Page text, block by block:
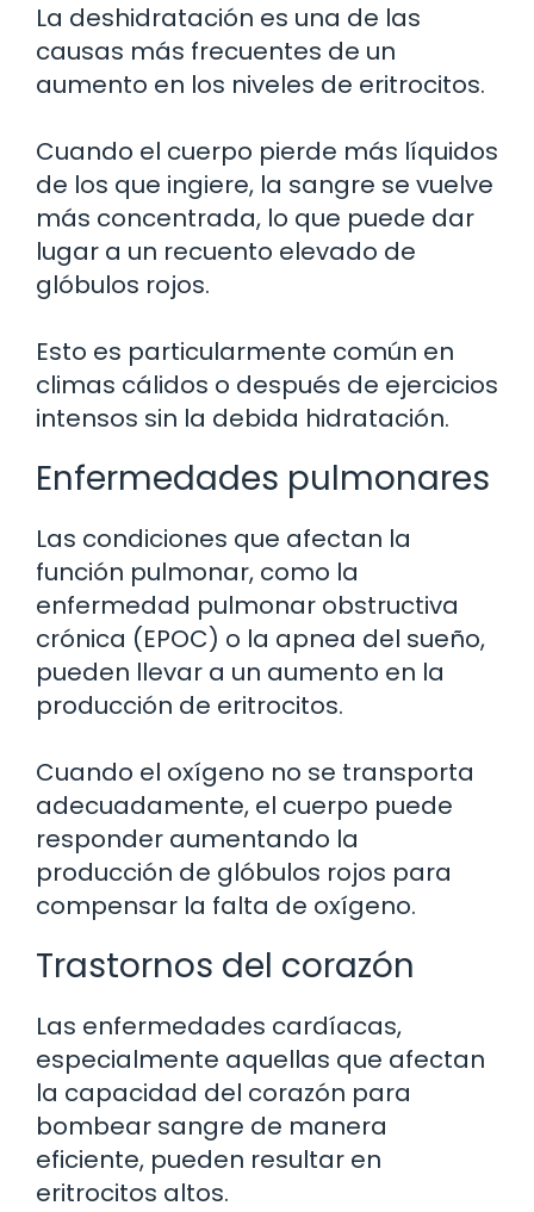
La deshidratación es una de las
causas más frecuentes de un
aumento en los niveles de eritrocitos.
Cuando el cuerpo pierde más líquidos
de los que ingiere, la sangre se vuelve
más concentrada, lo que puede dar
lugar a un recuento elevado de
glóbulos rojos.
Esto es particularmente común en
climas cálidos o después de ejercicios
intensos sin la debida hidratación.
Enfermedades pulmonares
Las condiciones que afectan la
función pulmonar, como la
enfermedad pulmonar obstructiva
crónica (EPOC) o la apnea del sueño,
pueden llevar a un aumento en la
producción de eritrocitos.
Cuando el oxígeno no se transporta
adecuadamente, el cuerpo puede
responder aumentando la
producción de glóbulos rojos para
compensar la falta de oxígeno.
Trastornos del corazón
Las enfermedades cardíacas,
especialmente aquellas que afectan
la capacidad del corazón para
bombear sangre de manera
eficiente, pueden resultar en
eritrocitos altos.